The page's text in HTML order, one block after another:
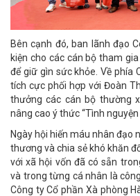
Bên cạnh đó, ban lãnh đạo
kiện cho các cán bộ tham
để giữ gìn sức khỏe. Về phía
tích cực phối hợp với Đoàn
thưởng các cán bộ thường
nâng cao ý thức “Tình
Ngày hội hiến máu nhân đạo
thương và chia sẻ khó khăn
với xã hội vốn đã có sẵn
và trong từng cá nhân là
Công ty Cổ phần Xà phòng